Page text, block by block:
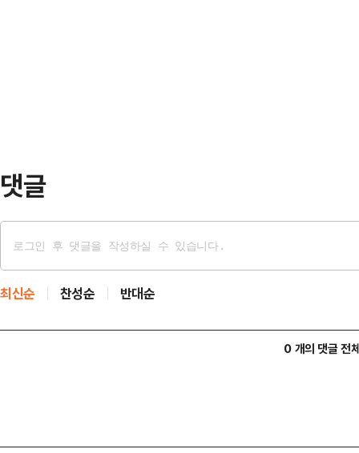
댓글
최신순 찬성순 반대순
0 개의 댓글 전